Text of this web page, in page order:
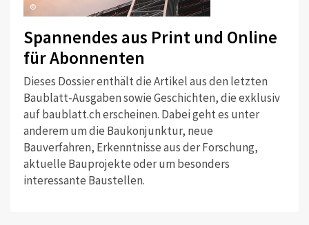
©
Spannendes aus Print und Online
für Abonnenten
Dieses Dossier enthält die Artikel aus den letzten
Baublatt-Ausgaben sowie Geschichten, die exklusiv
auf baublatt.ch erscheinen. Dabei geht es unter
anderem um die Baukonjunktur, neue
Bauverfahren, Erkenntnisse aus der Forschung,
aktuelle Bauprojekte oder um besonders
interessante Baustellen.